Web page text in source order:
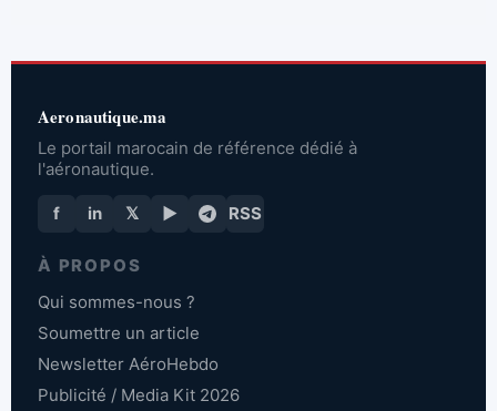
Aeronautique.ma
Le portail marocain de référence dédié à
l'aéronautique.
f in 𝕏 ▶ RSS
À PROPOS
Qui sommes-nous ?
Soumettre un article
Newsletter AéroHebdo
Publicité / Media Kit 2026